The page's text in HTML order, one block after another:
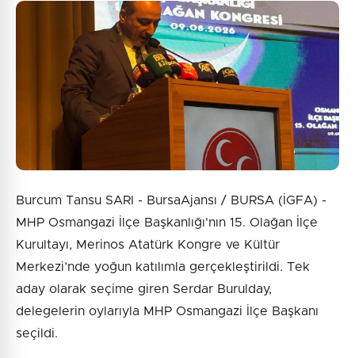
Burcum Tansu SARI - BursaAjansı / BURSA (İGFA) -
MHP Osmangazi İlçe Başkanlığı'nın 15. Olağan İlçe
Kurultayı, Merinos Atatürk Kongre ve Kültür
Merkezi’nde yoğun katılımla gerçekleştirildi. Tek
aday olarak seçime giren Serdar Burulday,
delegelerin oylarıyla MHP Osmangazi İlçe Başkanı
seçildi.